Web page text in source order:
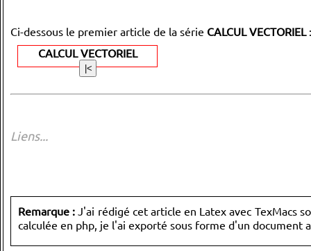
Ci-dessous le premier article de la série CALCUL VECTORIEL:
CALCUL VECTORIEL
Liens...
Remarque : J'ai rédigé cet article en Latex avec TexMacs
calculée en php, je l'ai exporté sous forme d'un document